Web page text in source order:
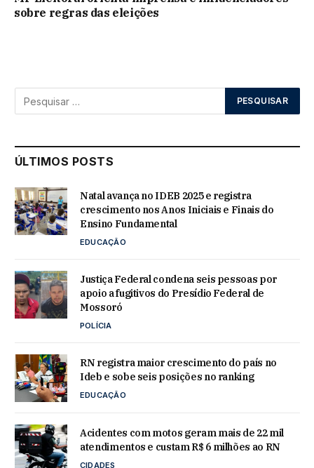
sobre regras das eleições
ÚLTIMOS POSTS
Natal avança no IDEB 2025 e registra
crescimento nos Anos Iniciais e Finais do
Ensino Fundamental
EDUCAÇÃO
Justiça Federal condena seis pessoas por
apoio a fugitivos do Presídio Federal de
Mossoró
POLÍCIA
RN registra maior crescimento do país no
Ideb e sobe seis posições no ranking
EDUCAÇÃO
Acidentes com motos geram mais de 22 mil
atendimentos e custam R$ 6 milhões ao RN
CIDADES